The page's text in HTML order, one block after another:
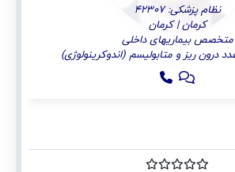
نظام پزشکی: 42307
کرمان | کرمان
متخصص بیماریهای داخلی
ریز و متابولیسم (اندوکرینولوژی)